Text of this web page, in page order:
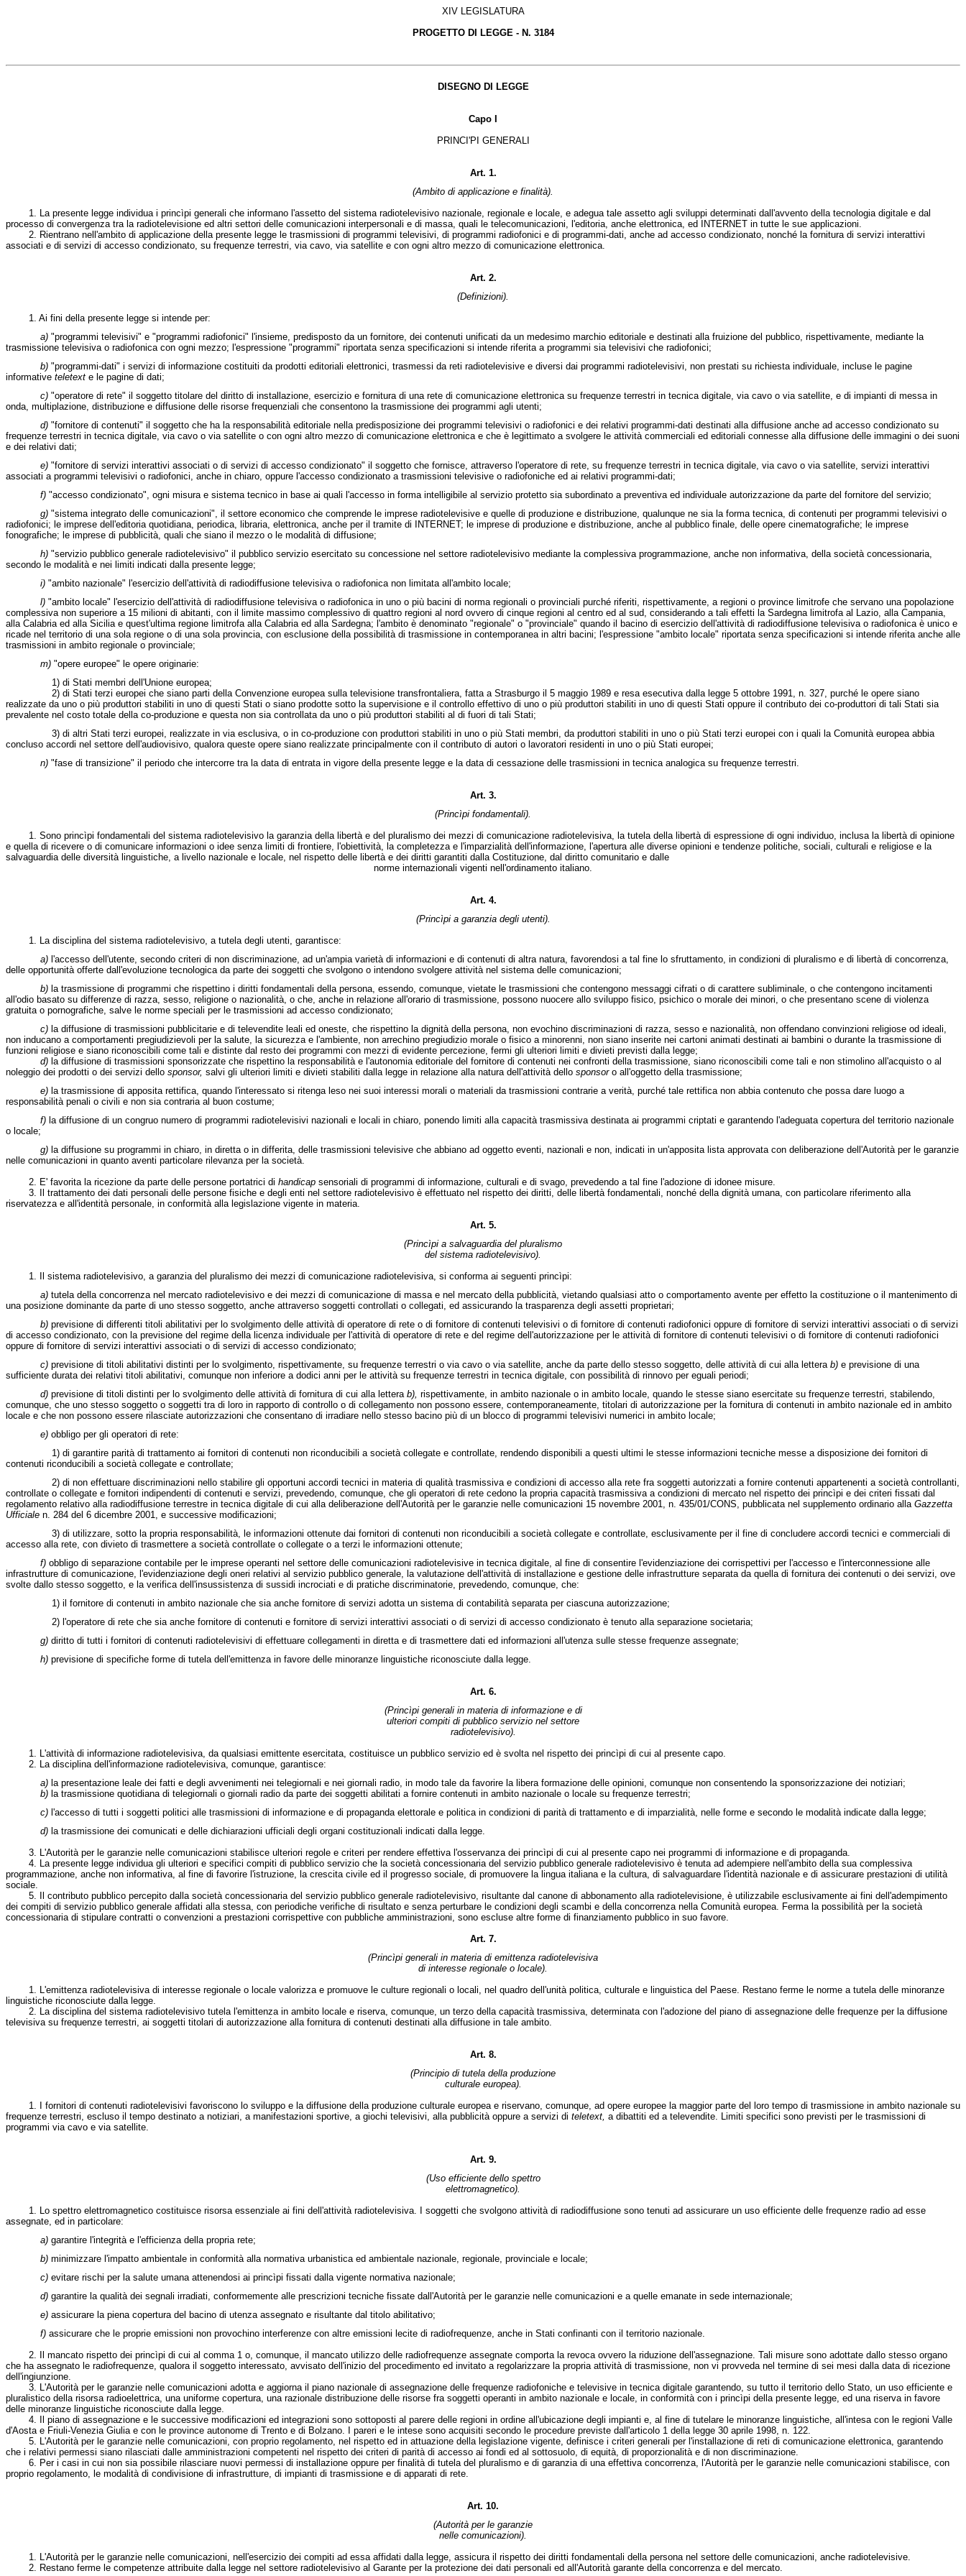
XIV LEGISLATURA
PROGETTO DI LEGGE - N. 3184
DISEGNO DI LEGGE
Capo I
PRINCI'PI GENERALI
Art. 1.
(Ambito di applicazione e finalità).
1. La presente legge individua i princìpi generali che informano l'assetto del sistema radiotelevisivo nazionale, regionale e locale, e adegua tale assetto agli sviluppi determinati dall'avvento della tecnologia digitale e dal
processo di convergenza tra la radiotelevisione ed altri settori delle comunicazioni interpersonali e di massa, quali le telecomunicazioni, l'editoria, anche elettronica, ed INTERNET in tutte le sue applicazioni.
2. Rientrano nell'ambito di applicazione della presente legge le trasmissioni di programmi televisivi, di programmi radiofonici e di programmi-dati, anche ad accesso condizionato, nonché la fornitura di servizi interattivi
associati e di servizi di accesso condizionato, su frequenze terrestri, via cavo, via satellite e con ogni altro mezzo di comunicazione elettronica.
Art. 2.
(Definizioni).
1. Ai fini della presente legge si intende per:
a) "programmi televisivi" e "programmi radiofonici" l'insieme, predisposto da un fornitore, dei contenuti unificati da un medesimo marchio editoriale e destinati alla fruizione del pubblico, rispettivamente, mediante la
trasmissione televisiva o radiofonica con ogni mezzo; l'espressione "programmi" riportata senza specificazioni si intende riferita a programmi sia televisivi che radiofonici;
b) "programmi-dati" i servizi di informazione costituiti da prodotti editoriali elettronici, trasmessi da reti radiotelevisive e diversi dai programmi radiotelevisivi, non prestati su richiesta individuale, incluse le pagine
informative teletext e le pagine di dati;
c) "operatore di rete" il soggetto titolare del diritto di installazione, esercizio e fornitura di una rete di comunicazione elettronica su frequenze terrestri in tecnica digitale, via cavo o via satellite, e di impianti di messa in
onda, multiplazione, distribuzione e diffusione delle risorse frequenziali che consentono la trasmissione dei programmi agli utenti;
d) "fornitore di contenuti" il soggetto che ha la responsabilità editoriale nella predisposizione dei programmi televisivi o radiofonici e dei relativi programmi-dati destinati alla diffusione anche ad accesso condizionato su
frequenze terrestri in tecnica digitale, via cavo o via satellite o con ogni altro mezzo di comunicazione elettronica e che è legittimato a svolgere le attività commerciali ed editoriali connesse alla diffusione delle immagini o dei suoni
e dei relativi dati;
e) "fornitore di servizi interattivi associati o di servizi di accesso condizionato" il soggetto che fornisce, attraverso l'operatore di rete, su frequenze terrestri in tecnica digitale, via cavo o via satellite, servizi interattivi
associati a programmi televisivi o radiofonici, anche in chiaro, oppure l'accesso condizionato a trasmissioni televisive o radiofoniche ed ai relativi programmi-dati;
f) "accesso condizionato", ogni misura e sistema tecnico in base ai quali l'accesso in forma intelligibile al servizio protetto sia subordinato a preventiva ed individuale autorizzazione da parte del fornitore del servizio;
g) "sistema integrato delle comunicazioni", il settore economico che comprende le imprese radiotelevisive e quelle di produzione e distribuzione, qualunque ne sia la forma tecnica, di contenuti per programmi televisivi o
radiofonici; le imprese dell'editoria quotidiana, periodica, libraria, elettronica, anche per il tramite di INTERNET; le imprese di produzione e distribuzione, anche al pubblico finale, delle opere cinematografiche; le imprese
fonografiche; le imprese di pubblicità, quali che siano il mezzo o le modalità di diffusione;
h) "servizio pubblico generale radiotelevisivo" il pubblico servizio esercitato su concessione nel settore radiotelevisivo mediante la complessiva programmazione, anche non informativa, della società concessionaria,
secondo le modalità e nei limiti indicati dalla presente legge;
i) "ambito nazionale" l'esercizio dell'attività di radiodiffusione televisiva o radiofonica non limitata all'ambito locale;
l) "ambito locale" l'esercizio dell'attività di radiodiffusione televisiva o radiofonica in uno o più bacini di norma regionali o provinciali purché riferiti, rispettivamente, a regioni o province limitrofe che servano una popolazione
complessiva non superiore a 15 milioni di abitanti, con il limite massimo complessivo di quattro regioni al nord ovvero di cinque regioni al centro ed al sud, considerando a tali effetti la Sardegna limitrofa al Lazio, alla Campania,
alla Calabria ed alla Sicilia e quest'ultima regione limitrofa alla Calabria ed alla Sardegna; l'ambito è denominato "regionale" o "provinciale" quando il bacino di esercizio dell'attività di radiodiffusione televisiva o radiofonica è unico e
ricade nel territorio di una sola regione o di una sola provincia, con esclusione della possibilità di trasmissione in contemporanea in altri bacini; l'espressione "ambito locale" riportata senza specificazioni si intende riferita anche alle
trasmissioni in ambito regionale o provinciale;
m) "opere europee" le opere originarie:
1) di Stati membri dell'Unione europea;
2) di Stati terzi europei che siano parti della Convenzione europea sulla televisione transfrontaliera, fatta a Strasburgo il 5 maggio 1989 e resa esecutiva dalla legge 5 ottobre 1991, n. 327, purché le opere siano
realizzate da uno o più produttori stabiliti in uno di questi Stati o siano prodotte sotto la supervisione e il controllo effettivo di uno o più produttori stabiliti in uno di questi Stati oppure il contributo dei co-produttori di tali Stati sia
prevalente nel costo totale della co-produzione e questa non sia controllata da uno o più produttori stabiliti al di fuori di tali Stati;
3) di altri Stati terzi europei, realizzate in via esclusiva, o in co-produzione con produttori stabiliti in uno o più Stati membri, da produttori stabiliti in uno o più Stati terzi europei con i quali la Comunità europea abbia
concluso accordi nel settore dell'audiovisivo, qualora queste opere siano realizzate principalmente con il contributo di autori o lavoratori residenti in uno o più Stati europei;
n) "fase di transizione" il periodo che intercorre tra la data di entrata in vigore della presente legge e la data di cessazione delle trasmissioni in tecnica analogica su frequenze terrestri.
Art. 3.
(Princìpi fondamentali).
1. Sono princìpi fondamentali del sistema radiotelevisivo la garanzia della libertà e del pluralismo dei mezzi di comunicazione radiotelevisiva, la tutela della libertà di espressione di ogni individuo, inclusa la libertà di opinione
e quella di ricevere o di comunicare informazioni o idee senza limiti di frontiere, l'obiettività, la completezza e l'imparzialità dell'informazione, l'apertura alle diverse opinioni e tendenze politiche, sociali, culturali e religiose e la
salvaguardia delle diversità linguistiche, a livello nazionale e locale, nel rispetto delle libertà e dei diritti garantiti dalla Costituzione, dal diritto comunitario e dalle
norme internazionali vigenti nell'ordinamento italiano.
Art. 4.
(Princìpi a garanzia degli utenti).
1. La disciplina del sistema radiotelevisivo, a tutela degli utenti, garantisce:
a) l'accesso dell'utente, secondo criteri di non discriminazione, ad un'ampia varietà di informazioni e di contenuti di altra natura, favorendosi a tal fine lo sfruttamento, in condizioni di pluralismo e di libertà di concorrenza,
delle opportunità offerte dall'evoluzione tecnologica da parte dei soggetti che svolgono o intendono svolgere attività nel sistema delle comunicazioni;
b) la trasmissione di programmi che rispettino i diritti fondamentali della persona, essendo, comunque, vietate le trasmissioni che contengono messaggi cifrati o di carattere subliminale, o che contengono incitamenti
all'odio basato su differenze di razza, sesso, religione o nazionalità, o che, anche in relazione all'orario di trasmissione, possono nuocere allo sviluppo fisico, psichico o morale dei minori, o che presentano scene di violenza
gratuita o pornografiche, salve le norme speciali per le trasmissioni ad accesso condizionato;
c) la diffusione di trasmissioni pubblicitarie e di televendite leali ed oneste, che rispettino la dignità della persona, non evochino discriminazioni di razza, sesso e nazionalità, non offendano convinzioni religiose od ideali,
non inducano a comportamenti pregiudizievoli per la salute, la sicurezza e l'ambiente, non arrechino pregiudizio morale o fisico a minorenni, non siano inserite nei cartoni animati destinati ai bambini o durante la trasmissione di
funzioni religiose e siano riconoscibili come tali e distinte dal resto dei programmi con mezzi di evidente percezione, fermi gli ulteriori limiti e divieti previsti dalla legge;
d) la diffusione di trasmissioni sponsorizzate che rispettino la responsabilità e l'autonomia editoriale del fornitore di contenuti nei confronti della trasmissione, siano riconoscibili come tali e non stimolino all'acquisto o al
noleggio dei prodotti o dei servizi dello sponsor, salvi gli ulteriori limiti e divieti stabiliti dalla legge in relazione alla natura dell'attività dello sponsor o all'oggetto della trasmissione;
e) la trasmissione di apposita rettifica, quando l'interessato si ritenga leso nei suoi interessi morali o materiali da trasmissioni contrarie a verità, purché tale rettifica non abbia contenuto che possa dare luogo a
responsabilità penali o civili e non sia contraria al buon costume;
f) la diffusione di un congruo numero di programmi radiotelevisivi nazionali e locali in chiaro, ponendo limiti alla capacità trasmissiva destinata ai programmi criptati e garantendo l'adeguata copertura del territorio nazionale
o locale;
g) la diffusione su programmi in chiaro, in diretta o in differita, delle trasmissioni televisive che abbiano ad oggetto eventi, nazionali e non, indicati in un'apposita lista approvata con deliberazione dell'Autorità per le garanzie
nelle comunicazioni in quanto aventi particolare rilevanza per la società.
2. E' favorita la ricezione da parte delle persone portatrici di handicap sensoriali di programmi di informazione, culturali e di svago, prevedendo a tal fine l'adozione di idonee misure.
3. Il trattamento dei dati personali delle persone fisiche e degli enti nel settore radiotelevisivo è effettuato nel rispetto dei diritti, delle libertà fondamentali, nonché della dignità umana, con particolare riferimento alla
riservatezza e all'identità personale, in conformità alla legislazione vigente in materia.
Art. 5.
(Princìpi a salvaguardia del pluralismo
del sistema radiotelevisivo).
1. Il sistema radiotelevisivo, a garanzia del pluralismo dei mezzi di comunicazione radiotelevisiva, si conforma ai seguenti princìpi:
a) tutela della concorrenza nel mercato radiotelevisivo e dei mezzi di comunicazione di massa e nel mercato della pubblicità, vietando qualsiasi atto o comportamento avente per effetto la costituzione o il mantenimento di
una posizione dominante da parte di uno stesso soggetto, anche attraverso soggetti controllati o collegati, ed assicurando la trasparenza degli assetti proprietari;
b) previsione di differenti titoli abilitativi per lo svolgimento delle attività di operatore di rete o di fornitore di contenuti televisivi o di fornitore di contenuti radiofonici oppure di fornitore di servizi interattivi associati o di servizi
di accesso condizionato, con la previsione del regime della licenza individuale per l'attività di operatore di rete e del regime dell'autorizzazione per le attività di fornitore di contenuti televisivi o di fornitore di contenuti radiofonici
oppure di fornitore di servizi interattivi associati o di servizi di accesso condizionato;
c) previsione di titoli abilitativi distinti per lo svolgimento, rispettivamente, su frequenze terrestri o via cavo o via satellite, anche da parte dello stesso soggetto, delle attività di cui alla lettera b) e previsione di una
sufficiente durata dei relativi titoli abilitativi, comunque non inferiore a dodici anni per le attività su frequenze terrestri in tecnica digitale, con possibilità di rinnovo per eguali periodi;
d) previsione di titoli distinti per lo svolgimento delle attività di fornitura di cui alla lettera b), rispettivamente, in ambito nazionale o in ambito locale, quando le stesse siano esercitate su frequenze terrestri, stabilendo,
comunque, che uno stesso soggetto o soggetti tra di loro in rapporto di controllo o di collegamento non possono essere, contemporaneamente, titolari di autorizzazione per la fornitura di contenuti in ambito nazionale ed in ambito
locale e che non possono essere rilasciate autorizzazioni che consentano di irradiare nello stesso bacino più di un blocco di programmi televisivi numerici in ambito locale;
e) obbligo per gli operatori di rete:
1) di garantire parità di trattamento ai fornitori di contenuti non riconducibili a società collegate e controllate, rendendo disponibili a questi ultimi le stesse informazioni tecniche messe a disposizione dei fornitori di
contenuti riconducibili a società collegate e controllate;
2) di non effettuare discriminazioni nello stabilire gli opportuni accordi tecnici in materia di qualità trasmissiva e condizioni di accesso alla rete fra soggetti autorizzati a fornire contenuti appartenenti a società controllanti,
controllate o collegate e fornitori indipendenti di contenuti e servizi, prevedendo, comunque, che gli operatori di rete cedono la propria capacità trasmissiva a condizioni di mercato nel rispetto dei princìpi e dei criteri fissati dal
regolamento relativo alla radiodiffusione terrestre in tecnica digitale di cui alla deliberazione dell'Autorità per le garanzie nelle comunicazioni 15 novembre 2001, n. 435/01/CONS, pubblicata nel supplemento ordinario alla Gazzetta
Ufficiale n. 284 del 6 dicembre 2001, e successive modificazioni;
3) di utilizzare, sotto la propria responsabilità, le informazioni ottenute dai fornitori di contenuti non riconducibili a società collegate e controllate, esclusivamente per il fine di concludere accordi tecnici e commerciali di
accesso alla rete, con divieto di trasmettere a società controllate o collegate o a terzi le informazioni ottenute;
f) obbligo di separazione contabile per le imprese operanti nel settore delle comunicazioni radiotelevisive in tecnica digitale, al fine di consentire l'evidenziazione dei corrispettivi per l'accesso e l'interconnessione alle
infrastrutture di comunicazione, l'evidenziazione degli oneri relativi al servizio pubblico generale, la valutazione dell'attività di installazione e gestione delle infrastrutture separata da quella di fornitura dei contenuti o dei servizi, ove
svolte dallo stesso soggetto, e la verifica dell'insussistenza di sussidi incrociati e di pratiche discriminatorie, prevedendo, comunque, che:
1) il fornitore di contenuti in ambito nazionale che sia anche fornitore di servizi adotta un sistema di contabilità separata per ciascuna autorizzazione;
2) l'operatore di rete che sia anche fornitore di contenuti e fornitore di servizi interattivi associati o di servizi di accesso condizionato è tenuto alla separazione societaria;
g) diritto di tutti i fornitori di contenuti radiotelevisivi di effettuare collegamenti in diretta e di trasmettere dati ed informazioni all'utenza sulle stesse frequenze assegnate;
h) previsione di specifiche forme di tutela dell'emittenza in favore delle minoranze linguistiche riconosciute dalla legge.
Art. 6.
(Princìpi generali in materia di informazione e di
ulteriori compiti di pubblico servizio nel settore
radiotelevisivo).
1. L'attività di informazione radiotelevisiva, da qualsiasi emittente esercitata, costituisce un pubblico servizio ed è svolta nel rispetto dei princìpi di cui al presente capo.
2. La disciplina dell'informazione radiotelevisiva, comunque, garantisce:
a) la presentazione leale dei fatti e degli avvenimenti nei telegiornali e nei giornali radio, in modo tale da favorire la libera formazione delle opinioni, comunque non consentendo la sponsorizzazione dei notiziari;
b) la trasmissione quotidiana di telegiornali o giornali radio da parte dei soggetti abilitati a fornire contenuti in ambito nazionale o locale su frequenze terrestri;
c) l'accesso di tutti i soggetti politici alle trasmissioni di informazione e di propaganda elettorale e politica in condizioni di parità di trattamento e di imparzialità, nelle forme e secondo le modalità indicate dalla legge;
d) la trasmissione dei comunicati e delle dichiarazioni ufficiali degli organi costituzionali indicati dalla legge.
3. L'Autorità per le garanzie nelle comunicazioni stabilisce ulteriori regole e criteri per rendere effettiva l'osservanza dei princìpi di cui al presente capo nei programmi di informazione e di propaganda.
4. La presente legge individua gli ulteriori e specifici compiti di pubblico servizio che la società concessionaria del servizio pubblico generale radiotelevisivo è tenuta ad adempiere nell'ambito della sua complessiva
programmazione, anche non informativa, al fine di favorire l'istruzione, la crescita civile ed il progresso sociale, di promuovere la lingua italiana e la cultura, di salvaguardare l'identità nazionale e di assicurare prestazioni di utilità
sociale.
5. Il contributo pubblico percepito dalla società concessionaria del servizio pubblico generale radiotelevisivo, risultante dal canone di abbonamento alla radiotelevisione, è utilizzabile esclusivamente ai fini dell'adempimento
dei compiti di servizio pubblico generale affidati alla stessa, con periodiche verifiche di risultato e senza perturbare le condizioni degli scambi e della concorrenza nella Comunità europea. Ferma la possibilità per la società
concessionaria di stipulare contratti o convenzioni a prestazioni corrispettive con pubbliche amministrazioni, sono escluse altre forme di finanziamento pubblico in suo favore.
Art. 7.
(Princìpi generali in materia di emittenza radiotelevisiva
di interesse regionale o locale).
1. L'emittenza radiotelevisiva di interesse regionale o locale valorizza e promuove le culture regionali o locali, nel quadro dell'unità politica, culturale e linguistica del Paese. Restano ferme le norme a tutela delle minoranze
linguistiche riconosciute dalla legge.
2. La disciplina del sistema radiotelevisivo tutela l'emittenza in ambito locale e riserva, comunque, un terzo della capacità trasmissiva, determinata con l'adozione del piano di assegnazione delle frequenze per la diffusione
televisiva su frequenze terrestri, ai soggetti titolari di autorizzazione alla fornitura di contenuti destinati alla diffusione in tale ambito.
Art. 8.
(Principio di tutela della produzione
culturale europea).
1. I fornitori di contenuti radiotelevisivi favoriscono lo sviluppo e la diffusione della produzione culturale europea e riservano, comunque, ad opere europee la maggior parte del loro tempo di trasmissione in ambito nazionale su
frequenze terrestri, escluso il tempo destinato a notiziari, a manifestazioni sportive, a giochi televisivi, alla pubblicità oppure a servizi di teletext, a dibattiti ed a televendite. Limiti specifici sono previsti per le trasmissioni di
programmi via cavo e via satellite.
Art. 9.
(Uso efficiente dello spettro
elettromagnetico).
1. Lo spettro elettromagnetico costituisce risorsa essenziale ai fini dell'attività radiotelevisiva. I soggetti che svolgono attività di radiodiffusione sono tenuti ad assicurare un uso efficiente delle frequenze radio ad esse
assegnate, ed in particolare:
a) garantire l'integrità e l'efficienza della propria rete;
b) minimizzare l'impatto ambientale in conformità alla normativa urbanistica ed ambientale nazionale, regionale, provinciale e locale;
c) evitare rischi per la salute umana attenendosi ai princìpi fissati dalla vigente normativa nazionale;
d) garantire la qualità dei segnali irradiati, conformemente alle prescrizioni tecniche fissate dall'Autorità per le garanzie nelle comunicazioni e a quelle emanate in sede internazionale;
e) assicurare la piena copertura del bacino di utenza assegnato e risultante dal titolo abilitativo;
f) assicurare che le proprie emissioni non provochino interferenze con altre emissioni lecite di radiofrequenze, anche in Stati confinanti con il territorio nazionale.
2. Il mancato rispetto dei princìpi di cui al comma 1 o, comunque, il mancato utilizzo delle radiofrequenze assegnate comporta la revoca ovvero la riduzione dell'assegnazione. Tali misure sono adottate dallo stesso organo
che ha assegnato le radiofrequenze, qualora il soggetto interessato, avvisato dell'inizio del procedimento ed invitato a regolarizzare la propria attività di trasmissione, non vi provveda nel termine di sei mesi dalla data di ricezione
dell'ingiunzione.
3. L'Autorità per le garanzie nelle comunicazioni adotta e aggiorna il piano nazionale di assegnazione delle frequenze radiofoniche e televisive in tecnica digitale garantendo, su tutto il territorio dello Stato, un uso efficiente e
pluralistico della risorsa radioelettrica, una uniforme copertura, una razionale distribuzione delle risorse fra soggetti operanti in ambito nazionale e locale, in conformità con i princìpi della presente legge, ed una riserva in favore
delle minoranze linguistiche riconosciute dalla legge.
4. Il piano di assegnazione e le successive modificazioni ed integrazioni sono sottoposti al parere delle regioni in ordine all'ubicazione degli impianti e, al fine di tutelare le minoranze linguistiche, all'intesa con le regioni Valle
d'Aosta e Friuli-Venezia Giulia e con le province autonome di Trento e di Bolzano. I pareri e le intese sono acquisiti secondo le procedure previste dall'articolo 1 della legge 30 aprile 1998, n. 122.
5. L'Autorità per le garanzie nelle comunicazioni, con proprio regolamento, nel rispetto ed in attuazione della legislazione vigente, definisce i criteri generali per l'installazione di reti di comunicazione elettronica, garantendo
che i relativi permessi siano rilasciati dalle amministrazioni competenti nel rispetto dei criteri di parità di accesso ai fondi ed al sottosuolo, di equità, di proporzionalità e di non discriminazione.
6. Per i casi in cui non sia possibile rilasciare nuovi permessi di installazione oppure per finalità di tutela del pluralismo e di garanzia di una effettiva concorrenza, l'Autorità per le garanzie nelle comunicazioni stabilisce, con
proprio regolamento, le modalità di condivisione di infrastrutture, di impianti di trasmissione e di apparati di rete.
Art. 10.
(Autorità per le garanzie
nelle comunicazioni).
1. L'Autorità per le garanzie nelle comunicazioni, nell'esercizio dei compiti ad essa affidati dalla legge, assicura il rispetto dei diritti fondamentali della persona nel settore delle comunicazioni, anche radiotelevisive.
2. Restano ferme le competenze attribuite dalla legge nel settore radiotelevisivo al Garante per la protezione dei dati personali ed all'Autorità garante della concorrenza e del mercato.